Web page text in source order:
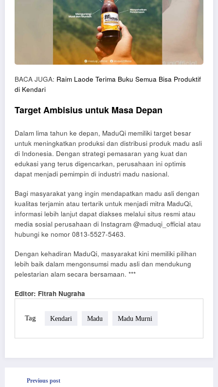
BACA JUGA: Raim Laode Terima Buku Semua Bisa Produktif
di Kendari
Target Ambisius untuk Masa Depan
Dalam lima tahun ke depan, MaduQi memiliki target besar
untuk meningkatkan produksi dan distribusi produk madu asli
di Indonesia. Dengan strategi pemasaran yang kuat dan
edukasi yang terus digencarkan, perusahaan ini optimis
dapat menjadi pemimpin di industri madu nasional.
Bagi masyarakat yang ingin mendapatkan madu asli dengan
kualitas terjamin atau tertarik untuk menjadi mitra MaduQi,
informasi lebih lanjut dapat diakses melalui situs resmi atau
media sosial perusahaan di Instagram @maduqi_official atau
hubungi ke nomor 0813-5527-5463.
Dengan kehadiran MaduQi, masyarakat kini memiliki pilihan
lebih baik dalam mengonsumsi madu asli dan mendukung
pelestarian alam secara bersamaan. ***
Editor: Fitrah Nugraha
Tag Kendari Madu Madu Murni
Previous post